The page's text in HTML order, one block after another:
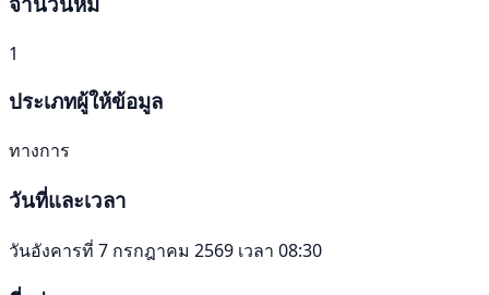
1
ประเภทผู้ให้ข้อมูล
ทางการ
วันที่และเวลา
วันอังคารที่ 7 กรกฎาคม 2569 เวลา 08:30